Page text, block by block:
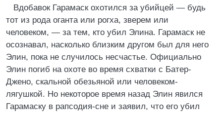
Вдобавок Гарамаск охотился за убийцей — будь
тот из рода оганта или рогха, зверем или
человеком, — за тем, кто убил Элина. Гарамаск не
осознавал, насколько близким другом был для него
Элин, пока не случилось несчастье. Официально
Элин погиб на охоте во время схватки с Батер-
Джено, скальной обезьяной или человеком-
лягушкой. Но некоторое время назад Элин явился
Гарамаску в рапсодия-сне и заявил, что его убил